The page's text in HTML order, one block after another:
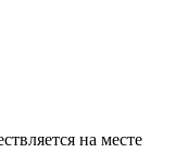
на месте